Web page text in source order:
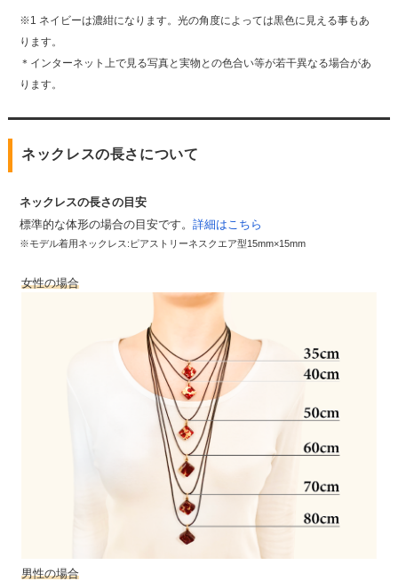
※1 ネイビーは濃紺になります。光の角度によっては黒色に見える事もあ
ります。
＊インターネット上で見る写真と実物との色合い等が若干異なる場合があ
ります。
ネックレスの長さについて
ネックレスの長さの目安
標準的な体形の場合の目安です。 詳細はこちら
※モデル着用ネックレス:ピアストリーネスクエア型15mm×15mm
女性の場合
男性の場合